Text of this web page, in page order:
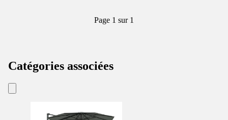
Page 1 sur 1
Catégories associées